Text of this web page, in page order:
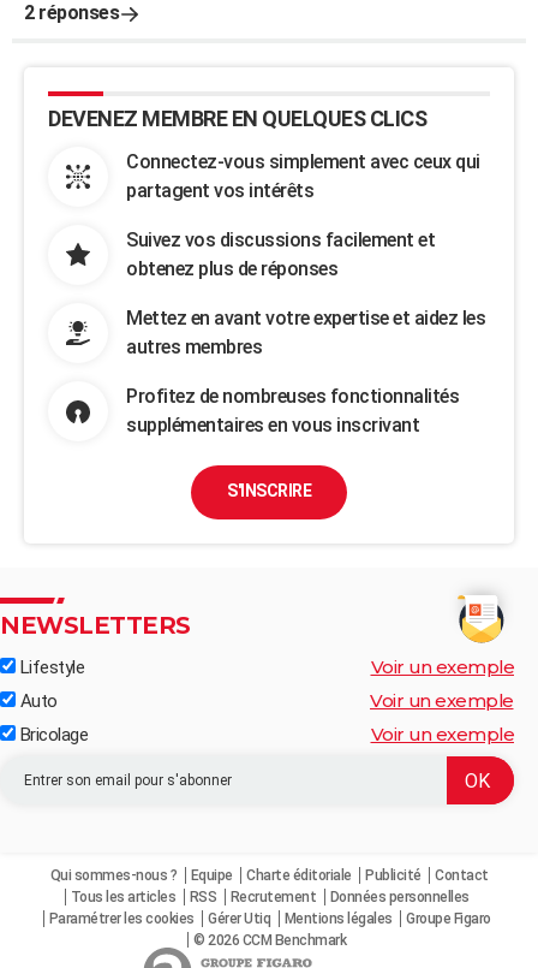
2 réponses
DEVENEZ MEMBRE EN QUELQUES CLICS
Connectez-vous simplement avec ceux qui
partagent vos intérêts
Suivez vos discussions facilement et
obtenez plus de réponses
Mettez en avant votre expertise et aidez les
autres membres
Profitez de nombreuses fonctionnalités
supplémentaires en vous inscrivant
S'INSCRIRE
NEWSLETTERS
Lifestyle Voir un exemple
Auto Voir un exemple
Bricolage Voir un exemple
Qui sommes-nous ? Equipe Charte éditoriale Publicité
Contact
Tous les articles
RSS Recrutement
Données personnelles
Paramétrer les cookies
Gérer Utiq Mentions légales
Groupe Figaro
© 2026 CCM Benchmark